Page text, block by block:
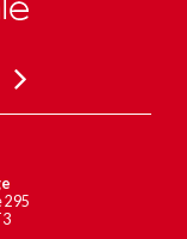
295